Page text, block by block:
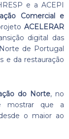
e a ACEPI
Comercial e
ACELERAR
digital das
de Portugal
e da restauração
do Norte, no
mostrar que a
o maior ao